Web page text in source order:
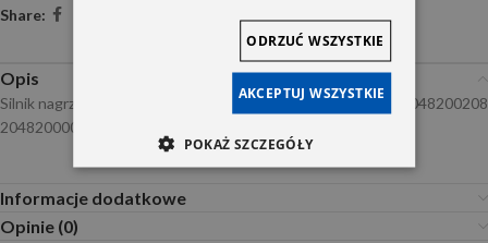
Share:
Opis
Silnik nagrzewnicy DB204/212 C-klasa W204 E-klasa W212 2048200208
2048200008
Informacje dodatkowe
Opinie (0)
AKCEPTUJ WSZYSTKIE
ODRZUĆ WSZYSTKIE
POKAŻ SZCZEGÓŁY